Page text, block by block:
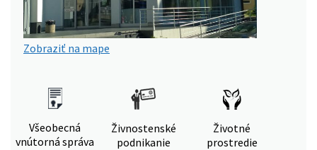
Zobraziť na mape
Všeobecná
vnútorná správa
Živnostenské
podnikanie
Životné
prostredie